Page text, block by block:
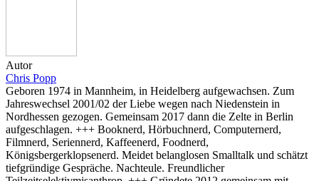
Autor
Chris Popp
Geboren 1974 in Mannheim, in Heidelberg aufgewachsen. Zum
Jahreswechsel 2001/02 der Liebe wegen nach Niedenstein in
Nordhessen gezogen. Gemeinsam 2017 dann die Zelte in Berlin
aufgeschlagen. +++ Booknerd, Hörbuchnerd, Computernerd,
Filmnerd, Seriennerd, Kaffeenerd, Foodnerd,
Königsbergerklopsenerd. Meidet belanglosen Smalltalk und schätzt
tiefgründige Gespräche. Nachteule. Freundlicher